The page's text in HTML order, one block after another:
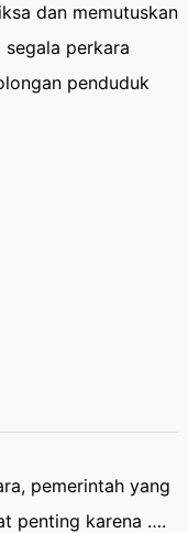
dan memutuskan
perkara
penduduk
pemerintah yang
penting karena ….